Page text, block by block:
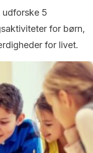
udforske 5
for børn,
for livet.